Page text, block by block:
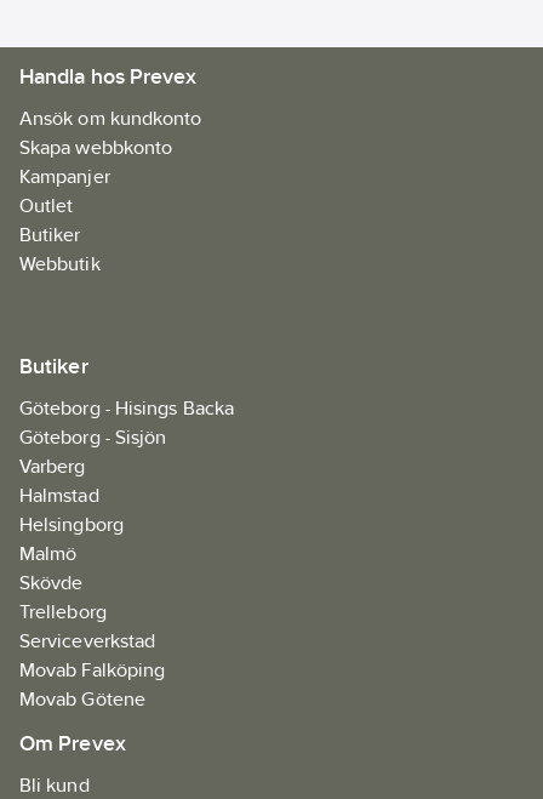
Handla hos Prevex
Ansök om kundkonto
Skapa webbkonto
Kampanjer
Outlet
Butiker
Webbutik
Butiker
Göteborg - Hisings Backa
Göteborg - Sisjön
Varberg
Halmstad
Helsingborg
Malmö
Skövde
Trelleborg
Serviceverkstad
Movab Falköping
Movab Götene
Om Prevex
Bli kund